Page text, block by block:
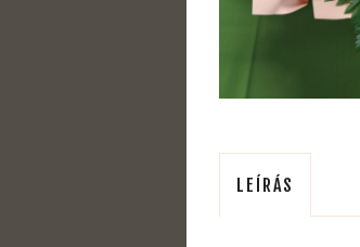
LEÍRÁS